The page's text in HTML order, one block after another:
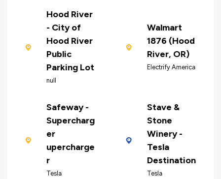
Hood River
- City of
Hood River
Public
Parking Lot
null
Walmart
1876 (Hood
River, OR)
Electrify America
Safeway -
Supercharg
er
upercharge
r
Tesla
Stave &
Stone
Winery -
Tesla
Destination
Tesla